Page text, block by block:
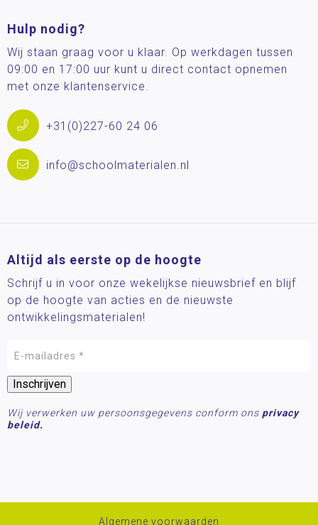
Hulp nodig?
Wij staan graag voor u klaar. Op werkdagen tussen
09:00 en 17:00 uur kunt u direct contact opnemen
met onze klantenservice.
+31(0)227-60 24 06
info@schoolmaterialen.nl
Altijd als eerste op de hoogte
Schrijf u in voor onze wekelijkse nieuwsbrief en blijf
op de hoogte van acties en de nieuwste
ontwikkelingsmaterialen!
Wij verwerken uw persoonsgegevens conform ons privacy
beleid.
Algemene voorwaarden